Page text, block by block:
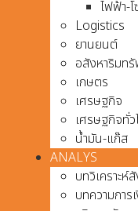
ไฟฟ้า-
Logistics
ยานยนต์
อสังหาริมท
เกษตร
เศรษฐกิจ
เศรษฐกิจทั่ว
น้ำมัน-แก๊ส
ANALYS
บทวิเคราะห์
บทความการ